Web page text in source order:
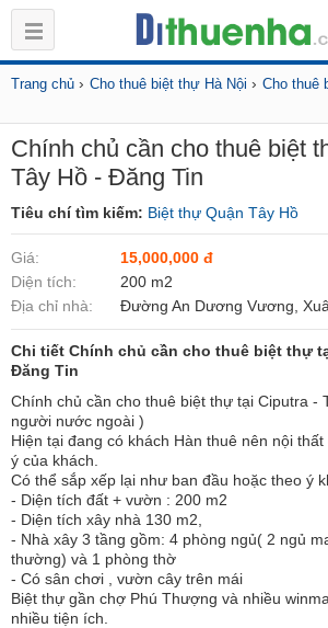
Trang chủ › Cho thuê biệt thự Hà Nội › Cho thuê
Chính chủ cần cho thuê biệt
Tây Hồ - Đăng Tin
Tiêu chí tìm kiếm: Biệt thự Quận Tây Hồ
Giá:
15,000,000 đ
Diện tích:
200 m2
Địa chỉ nhà:
Đường An Dương Vương,
Chi tiết Chính chủ cần cho thuê biệt thự
Đăng Tin
Chính chủ cần cho thuê biệt thự tại Ciputra -
người nước ngoài )
Hiện tại đang có khách Hàn thuê nên nội
ý của khách.
Có thể sắp xếp lại như ban đầu hoặc theo ý
- Diện tích đất + vườn : 200 m2
- Diện tích xây nhà 130 m2,
- Nhà xây 3 tầng gồm: 4 phòng ngủ( 2 ngủ
thường) và 1 phòng thờ
- Có sân chơi , vườn cây trên mái
Biệt thự gần chợ Phú Thượng và nhiều
nhiều tiện ích.